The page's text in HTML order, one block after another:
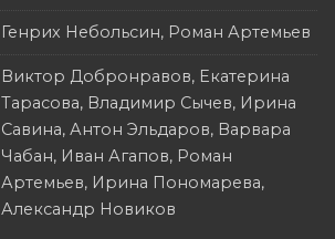
Генрих Небольсин, Роман Артемьев
Виктор Добронравов, Екатерина
Тарасова, Владимир Сычев, Ирина
Савина, Антон Эльдаров, Варвара
Чабан, Иван Агапов, Роман
Артемьев, Ирина Пономарева,
Александр Новиков